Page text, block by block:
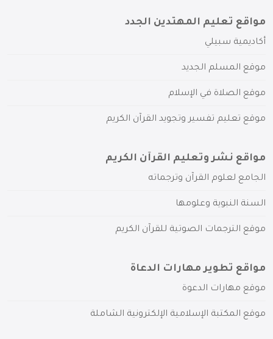
مواقع تعليم المهتدين الجدد
أكاديمية سبيلي
موقع المسلم الجديد
موقع الصلاة في الإسلام
موقع تعليم تفسير وتجويد القرآن الكريم
مواقع نشر وتعليم القرآن الكريم
الجامع لعلوم القرآن وترجماته
السنة النبوية وعلومها
موقع الترجمات الصوتية للقرآن الكريم
مواقع تطوير مهارات الدعاة
موقع مهارات الدعوة
موقع المكتبة الإسلامية الإلكترونية الشاملة